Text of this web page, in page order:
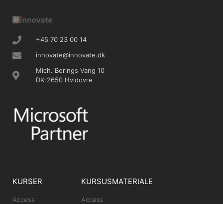
+45 70 23 00 14
innovate@innovate.dk
Mich. Berings Vang 10
DK-2650 Hvidovre
KURSER
Access
KURSUSMATERIALE
Access